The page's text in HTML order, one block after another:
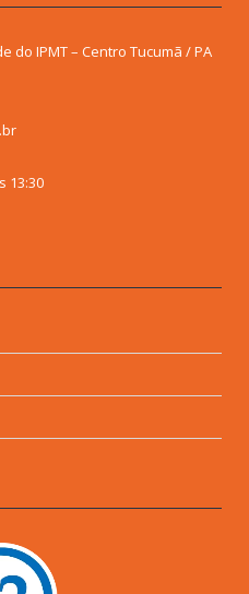
do IPMT – Centro Tucumã / PA
13:30